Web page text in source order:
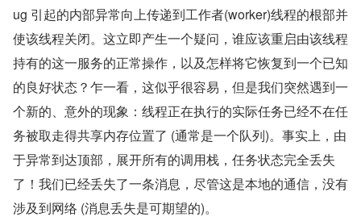
ug 引起的内部异常向上传递到工作者(worker)线程的根部并
使该线程关闭。这立即产生一个疑问，谁应该重启由该线程
持有的这一服务的正常操作，以及怎样将它恢复到一个已知
的良好状态？乍一看，这似乎很容易，但是我们突然遇到一
个新的、意外的现象：线程正在执行的实际任务已经不在任
务被取走得共享内存位置了 (通常是一个队列)。事实上，由
于异常到达顶部，展开所有的调用栈，任务状态完全丢失
了！我们已经丢失了一条消息，尽管这是本地的通信，没有
涉及到网络 (消息丢失是可期望的)。